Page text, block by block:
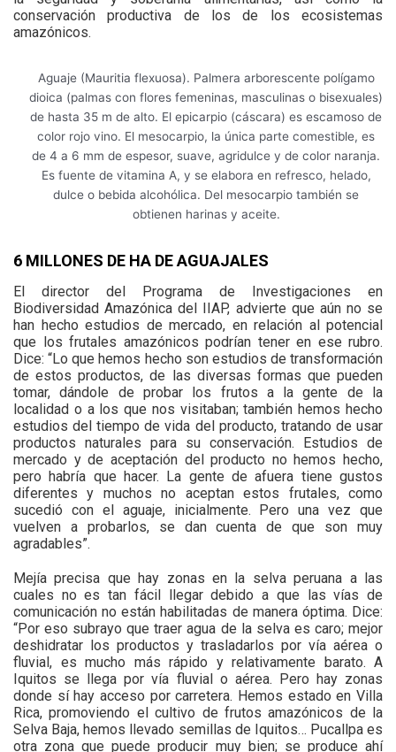
conservación productiva de los de los ecosistemas
amazónicos.
Aguaje (Mauritia flexuosa). Palmera arborescente polígamo
dioica (palmas con flores femeninas, masculinas o bisexuales)
de hasta 35 m de alto. El epicarpio (cáscara) es escamoso de
color rojo vino. El mesocarpio, la única parte comestible, es
de 4 a 6 mm de espesor, suave, agridulce y de color naranja.
Es fuente de vitamina A, y se elabora en refresco, helado,
dulce o bebida alcohólica. Del mesocarpio también se
obtienen harinas y aceite.
6 MILLONES DE HA DE AGUAJALES
El director del Programa de Investigaciones en
Biodiversidad Amazónica del IIAP, advierte que aún no se
han hecho estudios de mercado, en relación al potencial
que los frutales amazónicos podrían tener en ese rubro.
Dice: “Lo que hemos hecho son estudios de transformación
de estos productos, de las diversas formas que pueden
tomar, dándole de probar los frutos a la gente de la
localidad o a los que nos visitaban; también hemos hecho
estudios del tiempo de vida del producto, tratando de usar
productos naturales para su conservación. Estudios de
mercado y de aceptación del producto no hemos hecho,
pero habría que hacer. La gente de afuera tiene gustos
diferentes y muchos no aceptan estos frutales, como
sucedió con el aguaje, inicialmente. Pero una vez que
vuelven a probarlos, se dan cuenta de que son muy
agradables”.
Mejía precisa que hay zonas en la selva peruana a las
cuales no es tan fácil llegar debido a que las vías de
comunicación no están habilitadas de manera óptima. Dice:
“Por eso subrayo que traer agua de la selva es caro; mejor
deshidratar los productos y trasladarlos por vía aérea o
fluvial, es mucho más rápido y relativamente barato. A
Iquitos se llega por vía fluvial o aérea. Pero hay zonas
donde sí hay acceso por carretera. Hemos estado en Villa
Rica, promoviendo el cultivo de frutos amazónicos de la
Selva Baja, hemos llevado semillas de Iquitos… Pucallpa es
otra zona que puede producir muy bien; se produce ahí